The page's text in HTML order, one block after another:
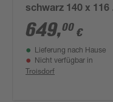
schwarz 140 x 116
59 cm
649,00 €
Lieferung nach Hause
Nicht verfügbar in
Troisdorf